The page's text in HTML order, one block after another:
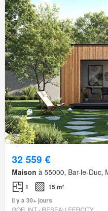
32 559 €
Maison à 55000, Bar-le-Duc,
1
15 m²
Il y a 30+ jours
GOFLINT - RESEAU EFFICITY